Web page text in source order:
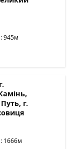
945м
г.
1666м